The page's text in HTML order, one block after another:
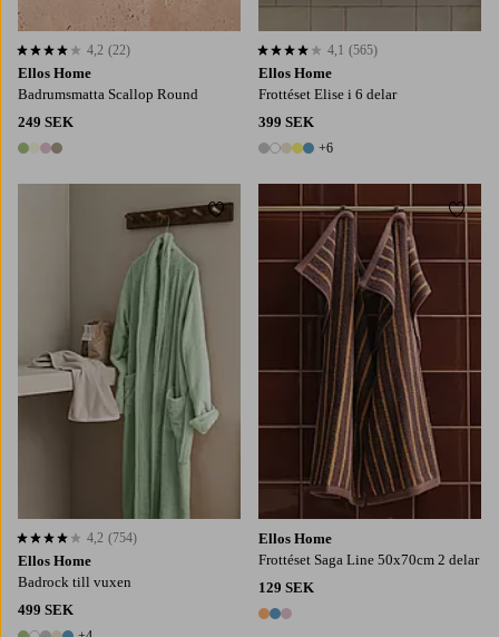
Ellos Home
Badrumsmatta Scallop Round
249 SEK
4 färger
4,2 baserat på 22 st betyg
4,2 (22)
Ellos Home
Frottéset Elise i 6 delar
399 SEK
11 färger
+6
4,1 baserat på 565 st betyg
4,1 (565)
Ellos Home
Badrock till vuxen
499 SEK
4,2 baserat på 754 st betyg
4,2 (754)
Lägg till i favoriter
Ellos Home
Frottéset Saga Line 50x70cm 2 delar
129 SEK
3 färger